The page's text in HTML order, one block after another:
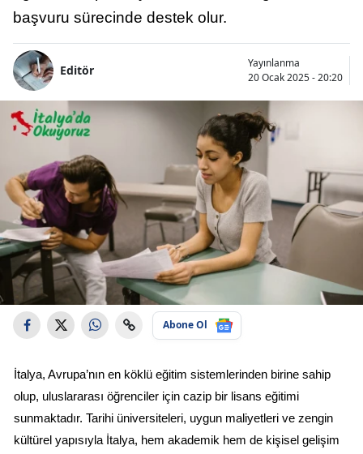
başvuru sürecinde destek olur.
Editör
Yayınlanma
20 Ocak 2025 - 20:20
Abone Ol
İtalya, Avrupa’nın en köklü eğitim sistemlerinden birine sahip
olup, uluslararası öğrenciler için cazip bir lisans eğitimi
sunmaktadır. Tarihi üniversiteleri, uygun maliyetleri ve zengin
kültürel yapısıyla İtalya, hem akademik hem de kişisel gelişim